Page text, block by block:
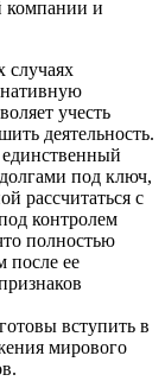
компании и
случаях
учесть
деятельность.
под ключ,
рассчитаться с
контролем
полностью
после ее
вступить в
мирового